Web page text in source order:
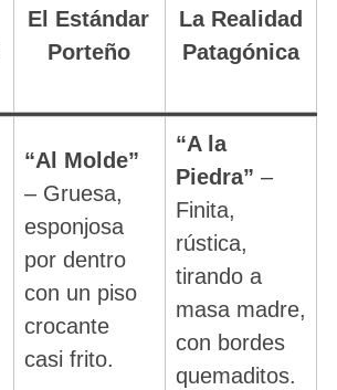
El Estándar
Porteño
La Realidad
Patagónica
“Al Molde”
– Gruesa,
esponjosa
por dentro
con un piso
crocante
casi frito.
“A la
Piedra” –
Finita,
rústica,
tirando a
masa madre,
con bordes
quemaditos.